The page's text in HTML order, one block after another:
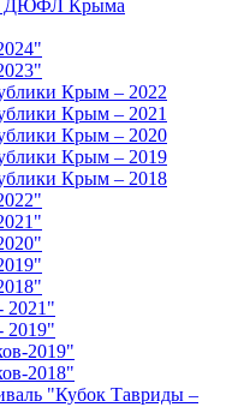
ДЮФЛ Крыма
Крым – 2022
Крым – 2021
Крым – 2020
Крым – 2019
Крым – 2018
2021"
2019"
2019"
2018"
"Кубок Тавриды –